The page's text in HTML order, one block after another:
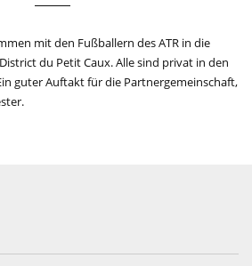
mit den Fußballern des ATR in die
du Petit Caux. Alle sind privat in den
guter Auftakt für die Partnergemeinschaft,